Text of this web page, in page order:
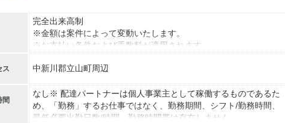
完全出来高制
※金額は案件によって変動いたします。
※お支払い条件および手数料が適用されます
ス 中新川郡立山町周辺
間
なし※ 配達パートナーは個人事業主として稼働するものであるた
め、「勤務」するお仕事ではなく、勤務期間、シフト/勤務時間、
最低必要出勤日数/時間、勤務時間帯は存在しません。